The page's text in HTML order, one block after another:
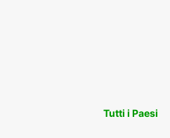
Tutti i Paesi